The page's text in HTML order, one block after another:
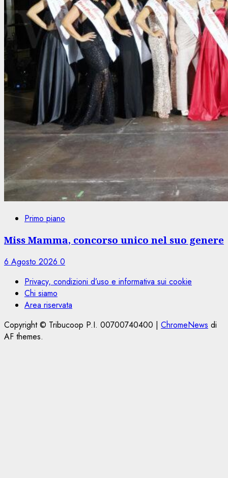
Primo piano
Miss Mamma, concorso unico nel suo genere
6 Agosto 2026 0
Privacy, condizioni d’uso e informativa sui cookie
Chi siamo
Area riservata
Copyright © Tribucoop P.I. 00700740400 | ChromeNews di
AF themes.